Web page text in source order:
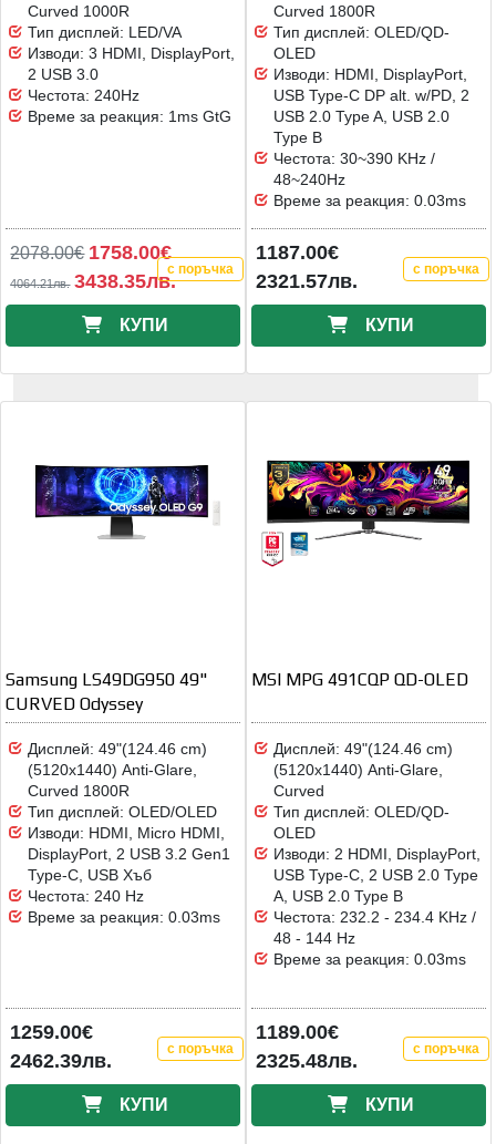
Curved 1000R
Тип дисплей: LED/VA
Изводи: 3 HDMI, DisplayPort,
2 USB 3.0
Честота: 240Hz
Време за реакция: 1ms GtG
2078.00€ 1758.00€
4064.21лв. 3438.35лв.с поръчка
КУПИ
Curved 1800R
Тип дисплей: OLED/QD-
OLED
Изводи: HDMI, DisplayPort,
USB Type-C DP alt. w/PD, 2
USB 2.0 Type A, USB 2.0
Type B
Честота: 30~390 KHz /
48~240Hz
Време за реакция: 0.03ms
1187.00€
2321.57лв.
с поръчка
КУПИ
Samsung LS49DG950 49"
CURVED Odyssey
Дисплей: 49"(124.46 cm)
(5120x1440) Anti-Glare,
Curved 1800R
Тип дисплей: OLED/OLED
Изводи: HDMI, Micro HDMI,
DisplayPort, 2 USB 3.2 Gen1
Type-C, USB Хъб
Честота: 240 Hz
Време за реакция: 0.03ms
1259.00€
2462.39лв.
с поръчка
КУПИ
MSI MPG 491CQP QD-OLED
Дисплей: 49"(124.46 cm)
(5120x1440) Anti-Glare,
Curved
Тип дисплей: OLED/QD-
OLED
Изводи: 2 HDMI, DisplayPort,
USB Type-C, 2 USB 2.0 Type
A, USB 2.0 Type B
Честота: 232.2 - 234.4 KHz /
48 - 144 Hz
Време за реакция: 0.03ms
1189.00€
2325.48лв.
с поръчка
КУПИ